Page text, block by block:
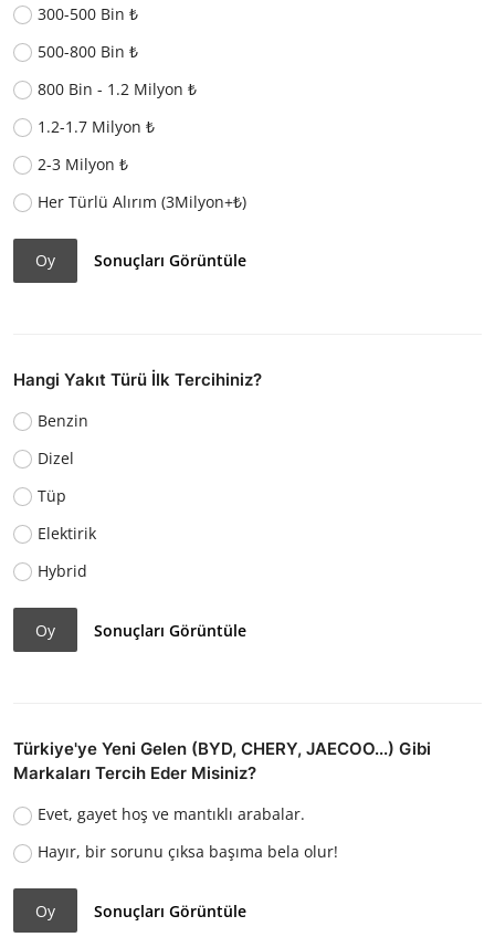
300-500 Bin ₺
500-800 Bin ₺
800 Bin - 1.2 Milyon ₺
1.2-1.7 Milyon ₺
2-3 Milyon ₺
Her Türlü Alırım (3Milyon+₺)
Oy Sonuçları Görüntüle
Hangi Yakıt Türü İlk Tercihiniz?
Benzin
Dizel
Tüp
Elektirik
Hybrid
Oy Sonuçları Görüntüle
Türkiye'ye Yeni Gelen (BYD, CHERY, JAECOO...) Gibi
Markaları Tercih Eder Misiniz?
Evet, gayet hoş ve mantıklı arabalar.
Hayır, bir sorunu çıksa başıma bela olur!
Oy Sonuçları Görüntüle